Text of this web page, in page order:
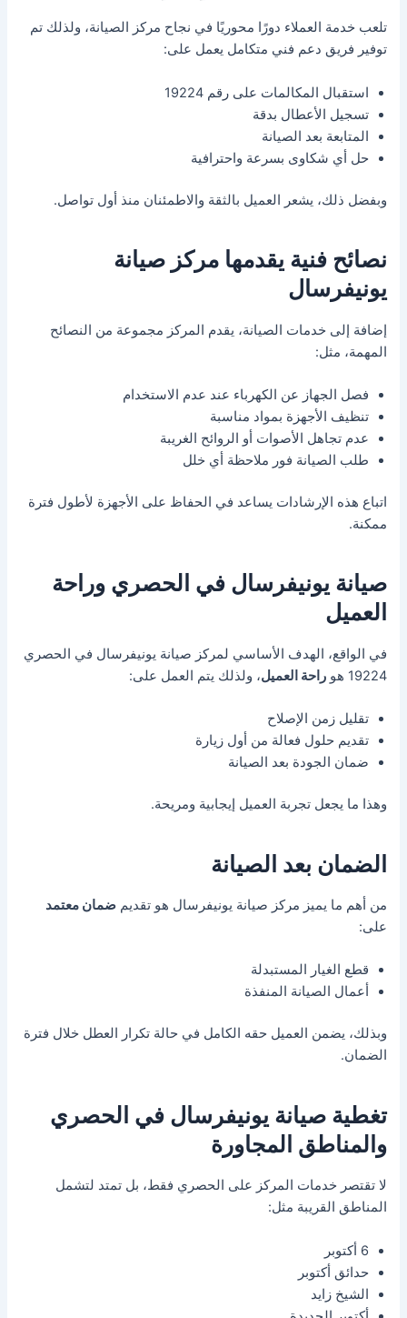
تلعب خدمة العملاء دورًا محوريًا في نجاح مركز الصيانة، ولذلك تم
توفير فريق دعم فني متكامل يعمل على:
استقبال المكالمات على رقم 19224
تسجيل الأعطال بدقة
المتابعة بعد الصيانة
حل أي شكاوى بسرعة واحترافية
وبفضل ذلك، يشعر العميل بالثقة والاطمئنان منذ أول تواصل.
نصائح فنية يقدمها مركز صيانة
يونيفرسال
إضافة إلى خدمات الصيانة، يقدم المركز مجموعة من النصائح
المهمة، مثل:
فصل الجهاز عن الكهرباء عند عدم الاستخدام
تنظيف الأجهزة بمواد مناسبة
عدم تجاهل الأصوات أو الروائح الغريبة
طلب الصيانة فور ملاحظة أي خلل
اتباع هذه الإرشادات يساعد في الحفاظ على الأجهزة لأطول فترة
ممكنة.
صيانة يونيفرسال في الحصري وراحة
العميل
في الواقع، الهدف الأساسي لمركز صيانة يونيفرسال في الحصري
19224 هو
راحة العميل، ولذلك يتم العمل على:
تقليل زمن الإصلاح
تقديم حلول فعالة من أول زيارة
ضمان الجودة بعد الصيانة
وهذا ما يجعل تجربة العميل إيجابية ومريحة.
الضمان بعد الصيانة
من أهم ما يميز مركز صيانة يونيفرسال هو تقديمضمان معتمد
على:
قطع الغيار المستبدلة
أعمال الصيانة المنفذة
وبذلك، يضمن العميل حقه الكامل في حالة تكرار العطل خلال فترة
الضمان.
تغطية صيانة يونيفرسال في الحصري
والمناطق المجاورة
لا تقتصر خدمات المركز على الحصري فقط، بل تمتد لتشمل
المناطق القريبة مثل:
6 أكتوبر
حدائق أكتوبر
الشيخ زايد